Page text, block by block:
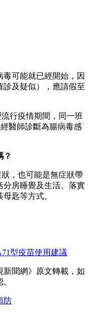
毒可能就已經開始，因
診及疑似），應請假至
行疫情期間，同一班
醫師診斷為腸病毒感
？
，也可能是無症狀帶
分房睡覺及生活、落實
匙等方式。
型疫苗使用建議
新聞網》原文轉載，如
防